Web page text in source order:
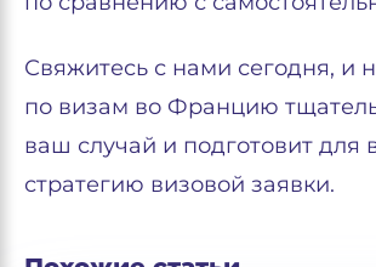
Свяжитесь с нами сегодня, и
по визам во Францию
ваш случай и подготовит для
стратегию визовой заявки.